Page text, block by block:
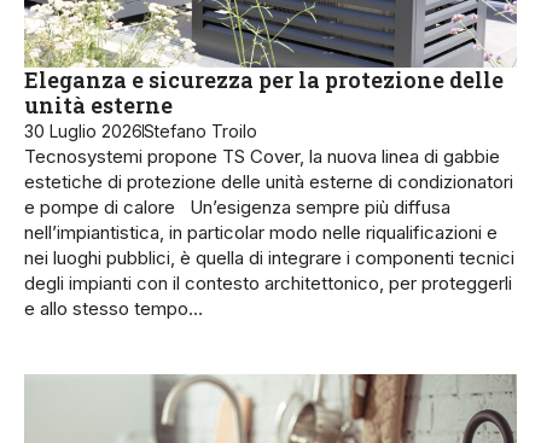
Eleganza e sicurezza per la protezione delle
unità esterne
30 Luglio 2026Stefano Troilo
Tecnosystemi propone TS Cover, la nuova linea di gabbie
estetiche di protezione delle unità esterne di condizionatori
e pompe di calore Un’esigenza sempre più diffusa
nell’impiantistica, in particolar modo nelle riqualificazioni e
nei luoghi pubblici, è quella di integrare i componenti tecnici
degli impianti con il contesto architettonico, per proteggerli
e allo stesso tempo…